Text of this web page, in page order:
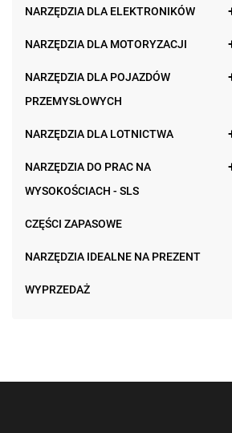
NARZĘDZIA DLA ELEKTRONIKÓW
NARZĘDZIA DLA MOTORYZACJI
NARZĘDZIA DLA POJAZDÓW
PRZEMYSŁOWYCH
NARZĘDZIA DLA LOTNICTWA
NARZĘDZIA DO PRAC NA
WYSOKOŚCIACH - SLS
CZĘŚCI ZAPASOWE
NARZĘDZIA IDEALNE NA PREZENT
WYPRZEDAŻ